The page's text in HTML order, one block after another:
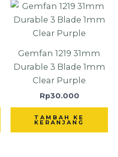
Gemfan 1219 31mm
Durable 3 Blade 1mm
Clear Purple
Rp30.000
TAMBAH KE
KERANJANG